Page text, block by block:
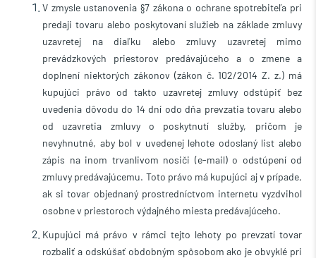
V zmysle ustanovenia §7 zákona o ochrane spotrebiteľa pri
predaji tovaru alebo poskytovaní služieb na základe zmluvy
uzavretej na diaľku alebo zmluvy uzavretej mimo
prevádzkových priestorov predávajúceho a o zmene a
doplnení niektorých zákonov (zákon č. 102/2014 Z. z.) má
kupujúci právo od takto uzavretej zmluvy odstúpiť bez
uvedenia dôvodu do 14 dní odo dňa prevzatia tovaru alebo
od uzavretia zmluvy o poskytnutí služby, pričom je
nevyhnutné, aby bol v uvedenej lehote odoslaný list alebo
zápis na inom trvanlivom nosiči (e-mail) o odstúpení od
zmluvy predávajúcemu. Toto právo má kupujúci aj v prípade,
ak si tovar objednaný prostredníctvom internetu vyzdvihol
osobne v priestoroch výdajného miesta predávajúceho.
Kupujúci má právo v rámci tejto lehoty po prevzatí tovar
rozbaliť a odskúšať obdobným spôsobom ako je obvyklé pri